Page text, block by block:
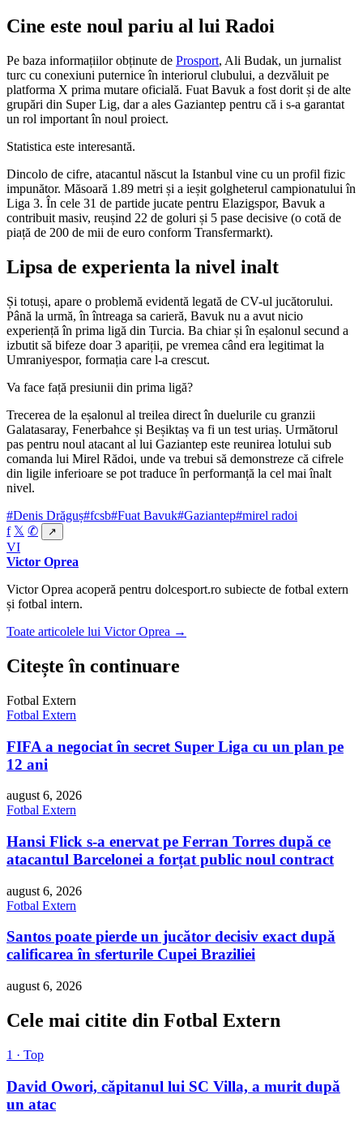
Cine este noul pariu al lui Radoi
Pe baza informațiilor obținute de Prosport, Ali Budak, un jurnalist
turc cu conexiuni puternice în interiorul clubului, a dezvăluit pe
platforma X prima mutare oficială. Fuat Bavuk a fost dorit și de alte
grupări din Super Lig, dar a ales Gaziantep pentru că i s-a garantat
un rol important în noul proiect.
Statistica este interesantă.
Dincolo de cifre, atacantul născut la Istanbul vine cu un profil fizic
impunător. Măsoară 1.89 metri și a ieșit golgheterul campionatului în
Liga 3. În cele 31 de partide jucate pentru Elazigspor, Bavuk a
contribuit masiv, reușind 22 de goluri și 5 pase decisive (o cotă de
piață de 200 de mii de euro conform Transfermarkt).
Lipsa de experienta la nivel inalt
Și totuși, apare o problemă evidentă legată de CV-ul jucătorului.
Până la urmă, în întreaga sa carieră, Bavuk nu a avut nicio
experiență în prima ligă din Turcia. Ba chiar și în eșalonul secund a
izbutit să bifeze doar 3 apariții, pe vremea când era legitimat la
Umraniyespor, formația care l-a crescut.
Va face față presiunii din prima ligă?
Trecerea de la eșalonul al treilea direct în duelurile cu granzii
Galatasaray, Fenerbahce și Beșiktaș va fi un test uriaș. Următorul
pas pentru noul atacant al lui Gaziantep este reunirea lotului sub
comanda lui Mirel Rădoi, unde va trebui să demonstreze că cifrele
din ligile inferioare se pot traduce în performanță la cel mai înalt
nivel.
#Denis Drăguș#fcsb#Fuat Bavuk#Gaziantep#mirel radoi
f 𝕏 ✆ ↗
VI
Victor Oprea
Victor Oprea acoperă pentru dolcesport.ro subiecte de fotbal extern
și fotbal intern.
Toate articolele lui Victor Oprea →
Citește în continuare
Fotbal Extern
Fotbal Extern
FIFA a negociat în secret Super Liga cu un plan pe
12 ani
august 6, 2026
Fotbal Extern
Hansi Flick s-a enervat pe Ferran Torres după ce
atacantul Barcelonei a forțat public noul contract
august 6, 2026
Fotbal Extern
Santos poate pierde un jucător decisiv exact după
calificarea în sferturile Cupei Braziliei
august 6, 2026
Cele mai citite din Fotbal Extern
1 · Top
David Owori, căpitanul lui SC Villa, a murit după
un atac